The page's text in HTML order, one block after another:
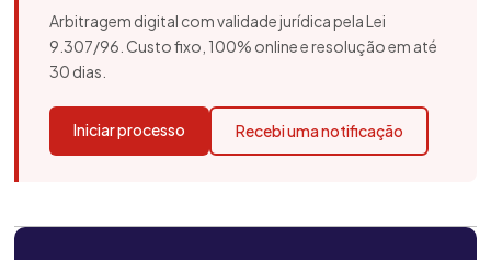
Arbitragem digital com validade jurídica pela Lei
9.307/96. Custo fixo, 100% online e resolução em até
30 dias.
Iniciar processo Recebi uma notificação